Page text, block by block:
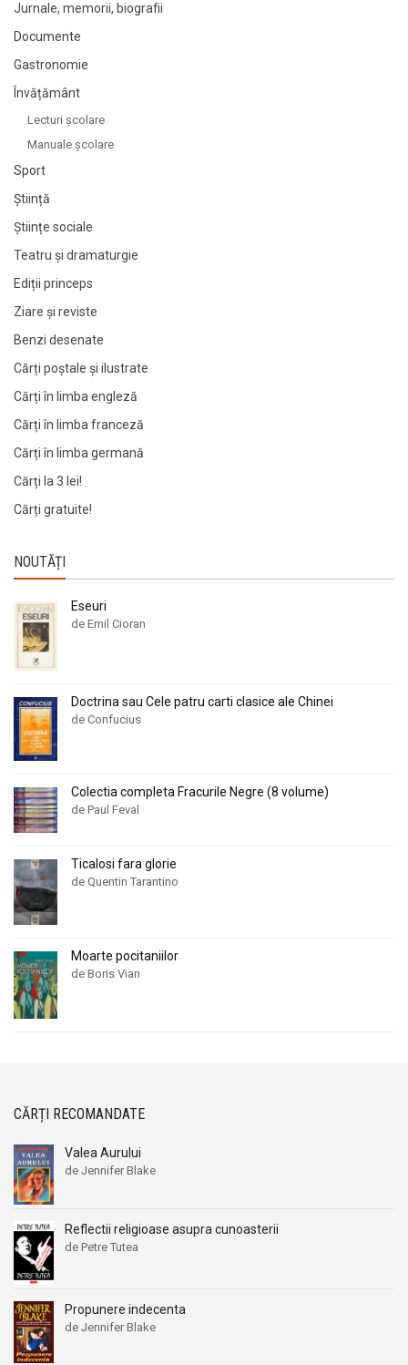
Jurnale, memorii, biografii
Documente
Gastronomie
Învățământ
Lecturi şcolare
Manuale şcolare
Sport
Știință
Științe sociale
Teatru și dramaturgie
Ediții princeps
Ziare şi reviste
Benzi desenate
Cărți poștale și ilustrate
Cărți în limba engleză
Cărți în limba franceză
Cărți în limba germană
Cărți la 3 lei!
Cărți gratuite!
NOUTĂȚI
Eseuri
de Emil Cioran
Doctrina sau Cele patru carti clasice ale Chinei
de Confucius
Colectia completa Fracurile Negre (8 volume)
de Paul Feval
Ticalosi fara glorie
de Quentin Tarantino
Moarte pocitaniilor
de Boris Vian
CĂRȚI RECOMANDATE
Valea Aurului
de Jennifer Blake
Reflectii religioase asupra cunoasterii
de Petre Tutea
Propunere indecenta
de Jennifer Blake